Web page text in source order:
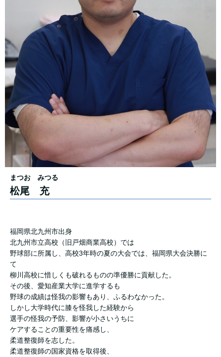
まつお みつる
松尾 充
福岡県北九州市出身
北九州市立高校（旧戸畑商業高校）では
野球部に所属し、高校3年時の夏の大会では、福岡県大会決勝に
て
柳川高校に惜しくも破れるものの準優勝に貢献した。
その後、愛知産業大学に進学するも
野球の成績は怪我の影響もあり、ふるわなかった。
しかし大学時代に膝を怪我した経験から
選手の怪我の予防、影響が小さいうちに
ケアすることの重要性を痛感し、
柔道整復師を志した。
柔道整復師の国家資格を取得後、